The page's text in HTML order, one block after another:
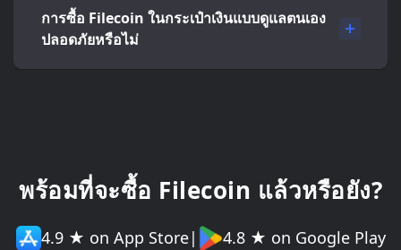
การซื้อ Filecoin ในกระเป๋าเงินแบบดูแลตนเอง
ปลอดภัยหรือไม่
พร้อมที่จะซื้อ Filecoin แล้วหรือยัง?
4.9 ★ on App Store| 4.8 ★ on Google Play